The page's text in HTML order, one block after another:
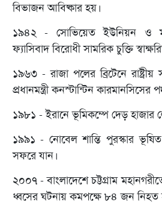
বিভাজন আবিষ্কার হয়।
১৯৪২ - সোভিয়েত ইউনিয়ন ও
ফ্যাসিবাদ বিরোধী সামরিক চুক্তি
১৯৬৩ - রাজা পলের ব্রিটেনে রাষ্ট্রীয়
প্রধানমন্ত্রী কনস্টান্টিন কারমানসিসের
১৯৮১ - ইরানে ভূমিকম্পে দেড় হাজার
১৯৯১ - নোবেল শান্তি পুরস্কার
সফরে যান।
২০০৭ - বাংলাদেশে চট্টগ্রাম
ধ্বসের ঘটনায় কমপক্ষে ৮৪ জন নিহত